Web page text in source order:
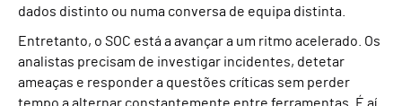
dados distinto ou numa conversa de equipa distinta.
Entretanto, o SOC está a avançar a um ritmo acelerado. Os
analistas precisam de investigar incidentes, detetar
ameaças e responder a questões críticas sem perder